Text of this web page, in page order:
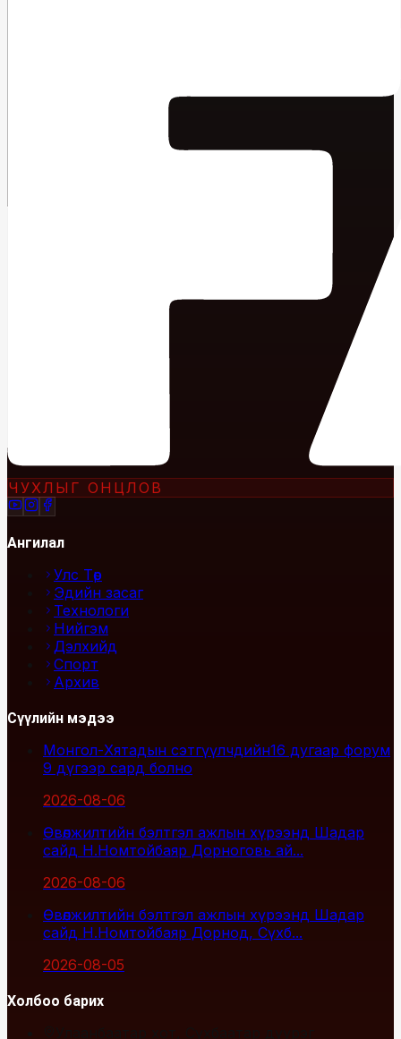
ЧУХЛЫГ ОНЦЛОВ
Ангилал
Улс Төр
Эдийн засаг
Технологи
Нийгэм
Дэлхийд
Спорт
Архив
Сүүлийн мэдээ
Монгол-Хятадын сэтгүүлчдийн16 дугаар форум
9 дүгээр сард болно
2026-08-06
Өвөлжилтийн бэлтгэл ажлын хүрээнд Шадар
сайд Н.Номтойбаяр Дорноговь ай...
2026-08-06
Өвөлжилтийн бэлтгэл ажлын хүрээнд Шадар
сайд Н.Номтойбаяр Дорнод, Сүхб...
2026-08-05
Холбоо барих